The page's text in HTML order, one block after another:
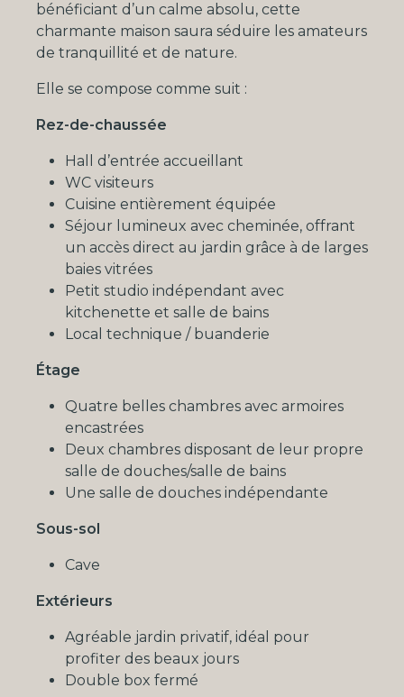
bénéficiant d’un calme absolu, cette
charmante maison saura séduire les amateurs
de tranquillité et de nature.
Elle se compose comme suit :
Rez-de-chaussée
Hall d’entrée accueillant
WC visiteurs
Cuisine entièrement équipée
Séjour lumineux avec cheminée, offrant
un accès direct au jardin grâce à de larges
baies vitrées
Petit studio indépendant avec
kitchenette et salle de bains
Local technique / buanderie
Étage
Quatre belles chambres avec armoires
encastrées
Deux chambres disposant de leur propre
salle de douches/salle de bains
Une salle de douches indépendante
Sous-sol
Cave
Extérieurs
Agréable jardin privatif, idéal pour
profiter des beaux jours
Double box fermé